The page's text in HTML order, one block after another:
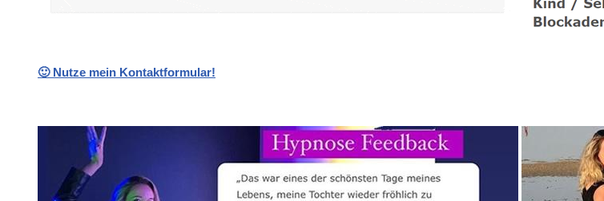
🙂 Nutze mein Kontaktformular!